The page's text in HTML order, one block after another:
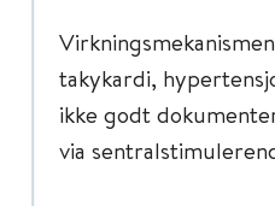
takykardi,
ikke godt
via